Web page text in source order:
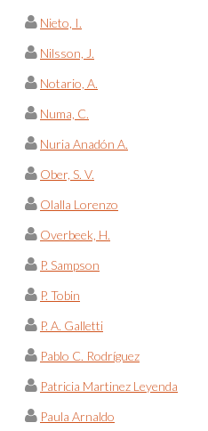
Nieto, I.
Nilsson, J.
Notario, A.
Numa, C.
Nuria Anadón A.
Ober, S. V.
Olalla Lorenzo
Overbeek, H.
P. Sampson
P. Tobin
P. A. Galletti
Pablo C. Rodríguez
Patricia Martinez Leyenda
Paula Arnaldo